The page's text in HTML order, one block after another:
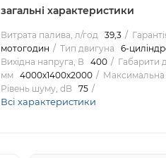
загальні характеристики
Витрата палива, л/год 39,3
мотогодин
Тип двигуна 6-
Вихідна напруга, В
400
Габарити
мм
4000х1400х2000 Максимальна
Рівень шуму, dB
75
Всі характеристики